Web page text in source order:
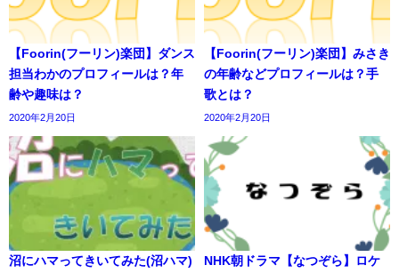
【Foorin(フーリン)楽団】ダンス
担当わかのプロフィールは？年
齢や趣味は？
2020年2月20日
【Foorin(フーリン)楽団】みさき
の年齢などプロフィールは？手
歌とは？
2020年2月20日
沼にハマってきいてみた(沼ハマ)
NHK朝ドラマ【なつぞら】ロケ